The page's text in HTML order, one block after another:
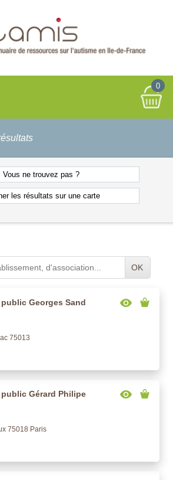
0
Vous ne trouvez pas ?
les résultats sur une carte
OK
Georges Sand
75013
Gérard Philipe
75018 Paris